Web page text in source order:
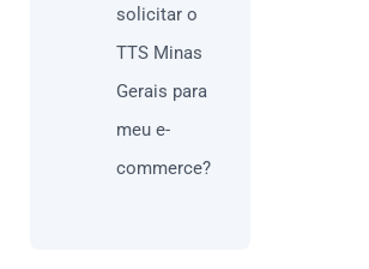
solicitar o
TTS Minas
Gerais para
meu e-
commerce?